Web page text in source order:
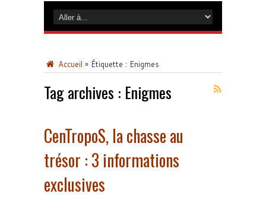
Accueil » Étiquette : Enigmes
Tag archives : Enigmes
CenTropoS, la chasse au
trésor : 3 informations
exclusives